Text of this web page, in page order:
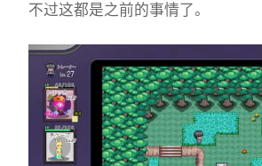
不过这都是之前的事情了。